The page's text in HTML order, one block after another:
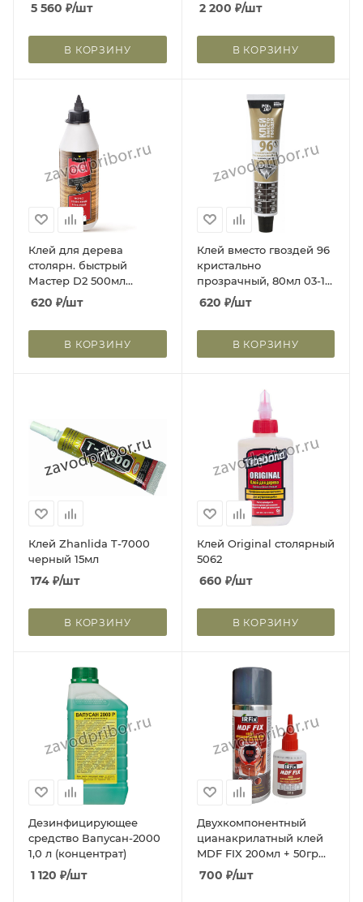
5 560 ₽/шт
В КОРЗИНУ
2 200 ₽/шт
В КОРЗИНУ
Клей для дерева
столярн. быстрый
Мастер D2 500мл
hk45540
620 ₽/шт
В КОРЗИНУ
Клей вместо гвоздей 96
кристально
прозрачный, 80мл 03-1-
0-196
620 ₽/шт
В КОРЗИНУ
Клей Zhanlida T-7000
черный 15мл
174 ₽/шт
В КОРЗИНУ
Клей Original столярный
5062
660 ₽/шт
В КОРЗИНУ
Дезинфицирующее
средство Вапусан-2000
1,0 л (концентрат)
1 120 ₽/шт
Двухкомпонентный
цианакрилатный клей
MDF FIX 200мл + 50гр
20250
700 ₽/шт